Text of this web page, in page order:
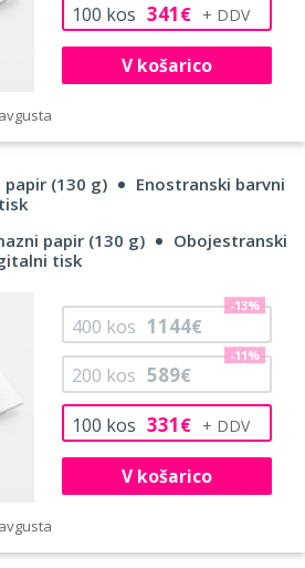
100 kos 341€
V košarico
(130 g)
Enostranski barvni
papir (130 g)
Obojestranski
tisk
100 kos 331€
200 kos 589€
-11%
400 kos 1144€
-13%
V košarico